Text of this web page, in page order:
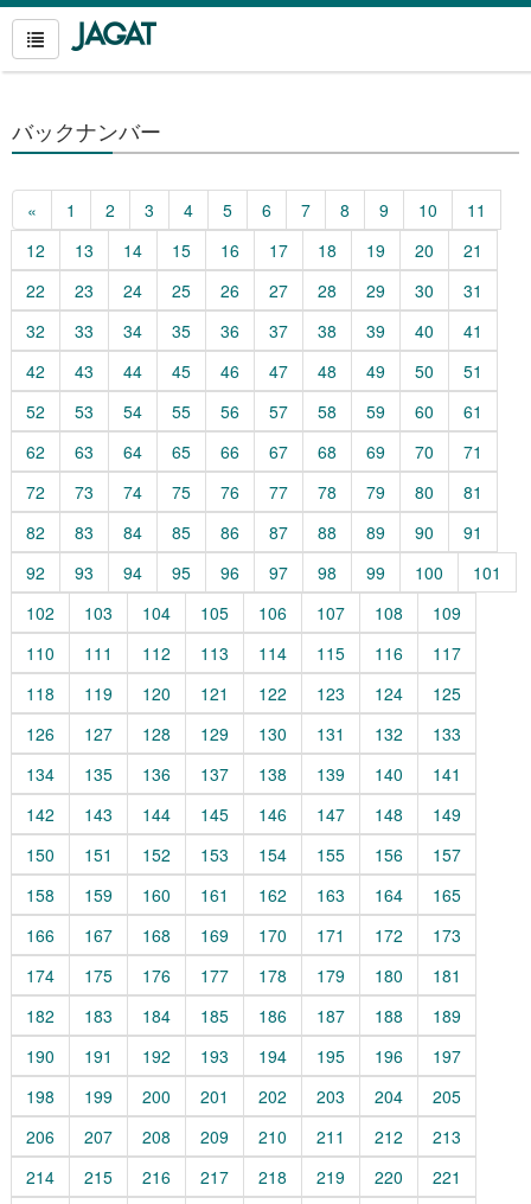
バックナンバー
« 1 2 3 4 5 6 7 8 9 10
11
12
13 14 15 16 17 18 19 20
21
22
23 24 25 26 27 28 29 30
31
32
33 34 35 36 37 38 39 40
41
42
43 44 45 46 47 48 49 50
51
52
53 54 55 56 57 58 59 60
61
62
63 64 65 66 67 68 69 70
71
72
73 74 75 76 77 78 79 80
81
82
83 84 85 86 87 88 89 90
91
92
93 94 95 96 97 98 99 100
101
102
103 104 105 106 107 108
109
110
111 112 113 114 115 116
117
118
119 120 121 122 123 124
125
126
127 128 129 130 131 132
133
134
135 136 137 138 139 140
141
142
143 144 145 146 147 148
149
150
151 152 153 154 155 156
157
158
159 160 161 162 163 164
165
166
167 168 169 170 171 172
173
174
175 176 177 178 179 180
181
182
183 184 185 186 187 188
189
190
191 192 193 194 195 196
197
198
199 200 201 202 203 204
205
206
207 208 209 210 211 212
213
214
215 216 217 218 219 220
221